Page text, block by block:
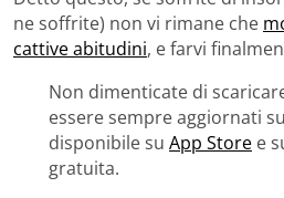
ne soffrite) non vi rimane che
cattive abitudini, e farvi
Non dimenticate di
essere sempre aggiornati
disponibile su App Store e
gratuita.